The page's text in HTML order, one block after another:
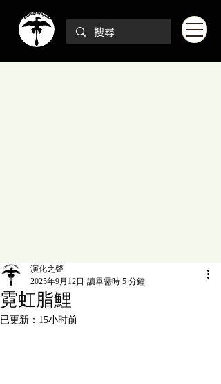
霓虹脂鯉
演化之聲
2025年9月12日 讀畢需時 5 分鐘
已更新： 15小时前